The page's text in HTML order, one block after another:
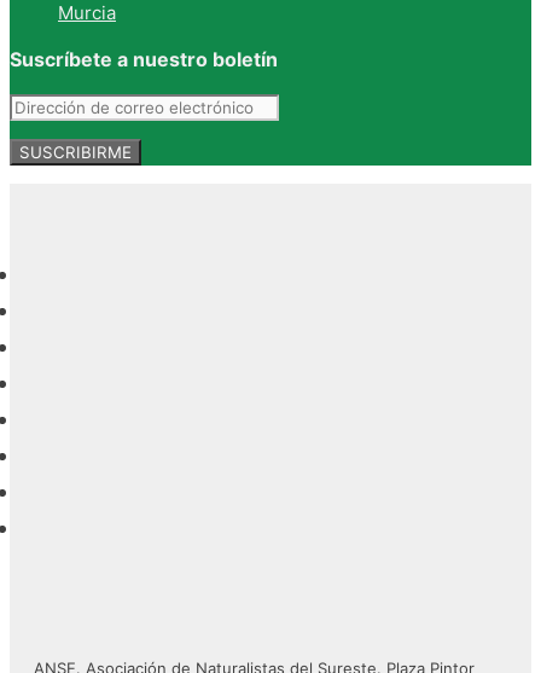
Murcia
Suscríbete a nuestro boletín
ANSE. Asociación de Naturalistas del Sureste. Plaza Pintor